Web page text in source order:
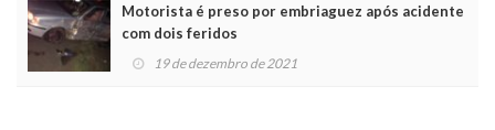
Motorista é preso por embriaguez após acidente
com dois feridos
19 de dezembro de 2021